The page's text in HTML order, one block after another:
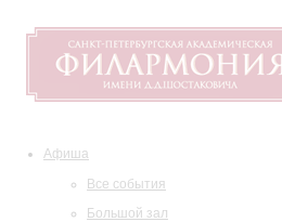
Афиша
Все события
Большой зал